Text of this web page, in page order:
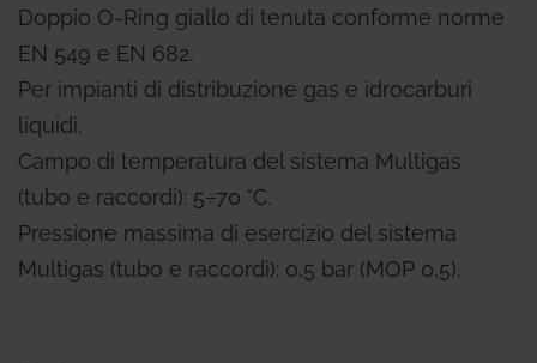
Doppio O-Ring giallo di tenuta conforme norme
EN 549 e EN 682.
Per impianti di distribuzione gas e idrocarburi
liquidi.
Campo di temperatura del sistema Multigas
(tubo e raccordi): 5÷70 °C.
Pressione massima di esercizio del sistema
Multigas (tubo e raccordi): 0,5 bar (MOP 0,5).